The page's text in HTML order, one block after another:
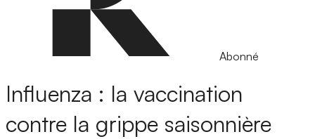
Abonné
Influenza : la vaccination
contre la grippe saisonnière